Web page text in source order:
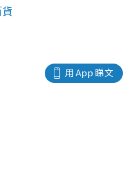
用 App 睇文